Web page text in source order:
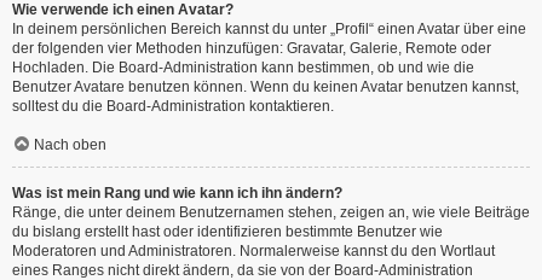
Wie verwende ich einen Avatar?
In deinem persönlichen Bereich kannst du unter „Profil“ einen Avatar über eine
der folgenden vier Methoden hinzufügen: Gravatar, Galerie, Remote oder
Hochladen. Die Board-Administration kann bestimmen, ob und wie die
Benutzer Avatare benutzen können. Wenn du keinen Avatar benutzen kannst,
solltest du die Board-Administration kontaktieren.
Nach oben
Was ist mein Rang und wie kann ich ihn ändern?
Ränge, die unter deinem Benutzernamen stehen, zeigen an, wie viele Beiträge
du bislang erstellt hast oder identifizieren bestimmte Benutzer wie
Moderatoren und Administratoren. Normalerweise kannst du den Wortlaut
eines Ranges nicht direkt ändern, da sie von der Board-Administration